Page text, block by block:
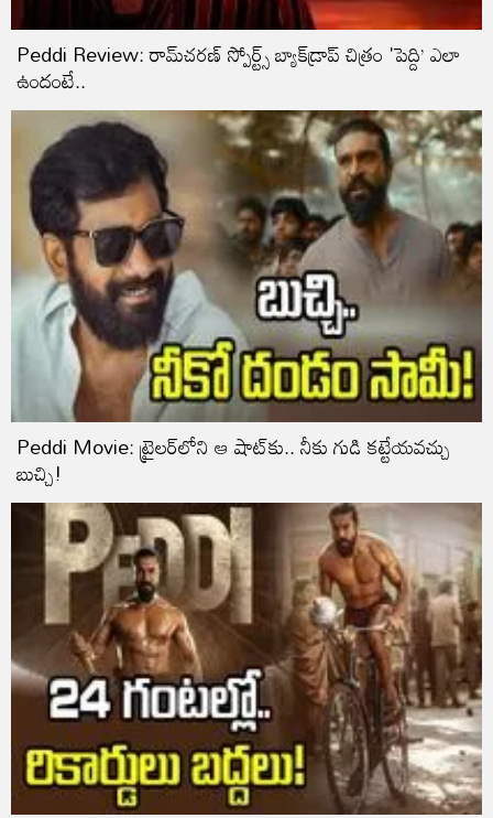
Peddi Review: రామ్‌చరణ్‌ స్పోర్ట్స్‌ బ్యాక్‌డ్రాప్‌ చిత్రం 'పెద్ది’ ఎలా
ఉందంటే..
Peddi Movie: ట్రైలర్‌లోని ఆ షాట్‌కు.. నీకు గుడి కట్టేయవచ్చు
బుచ్చి!